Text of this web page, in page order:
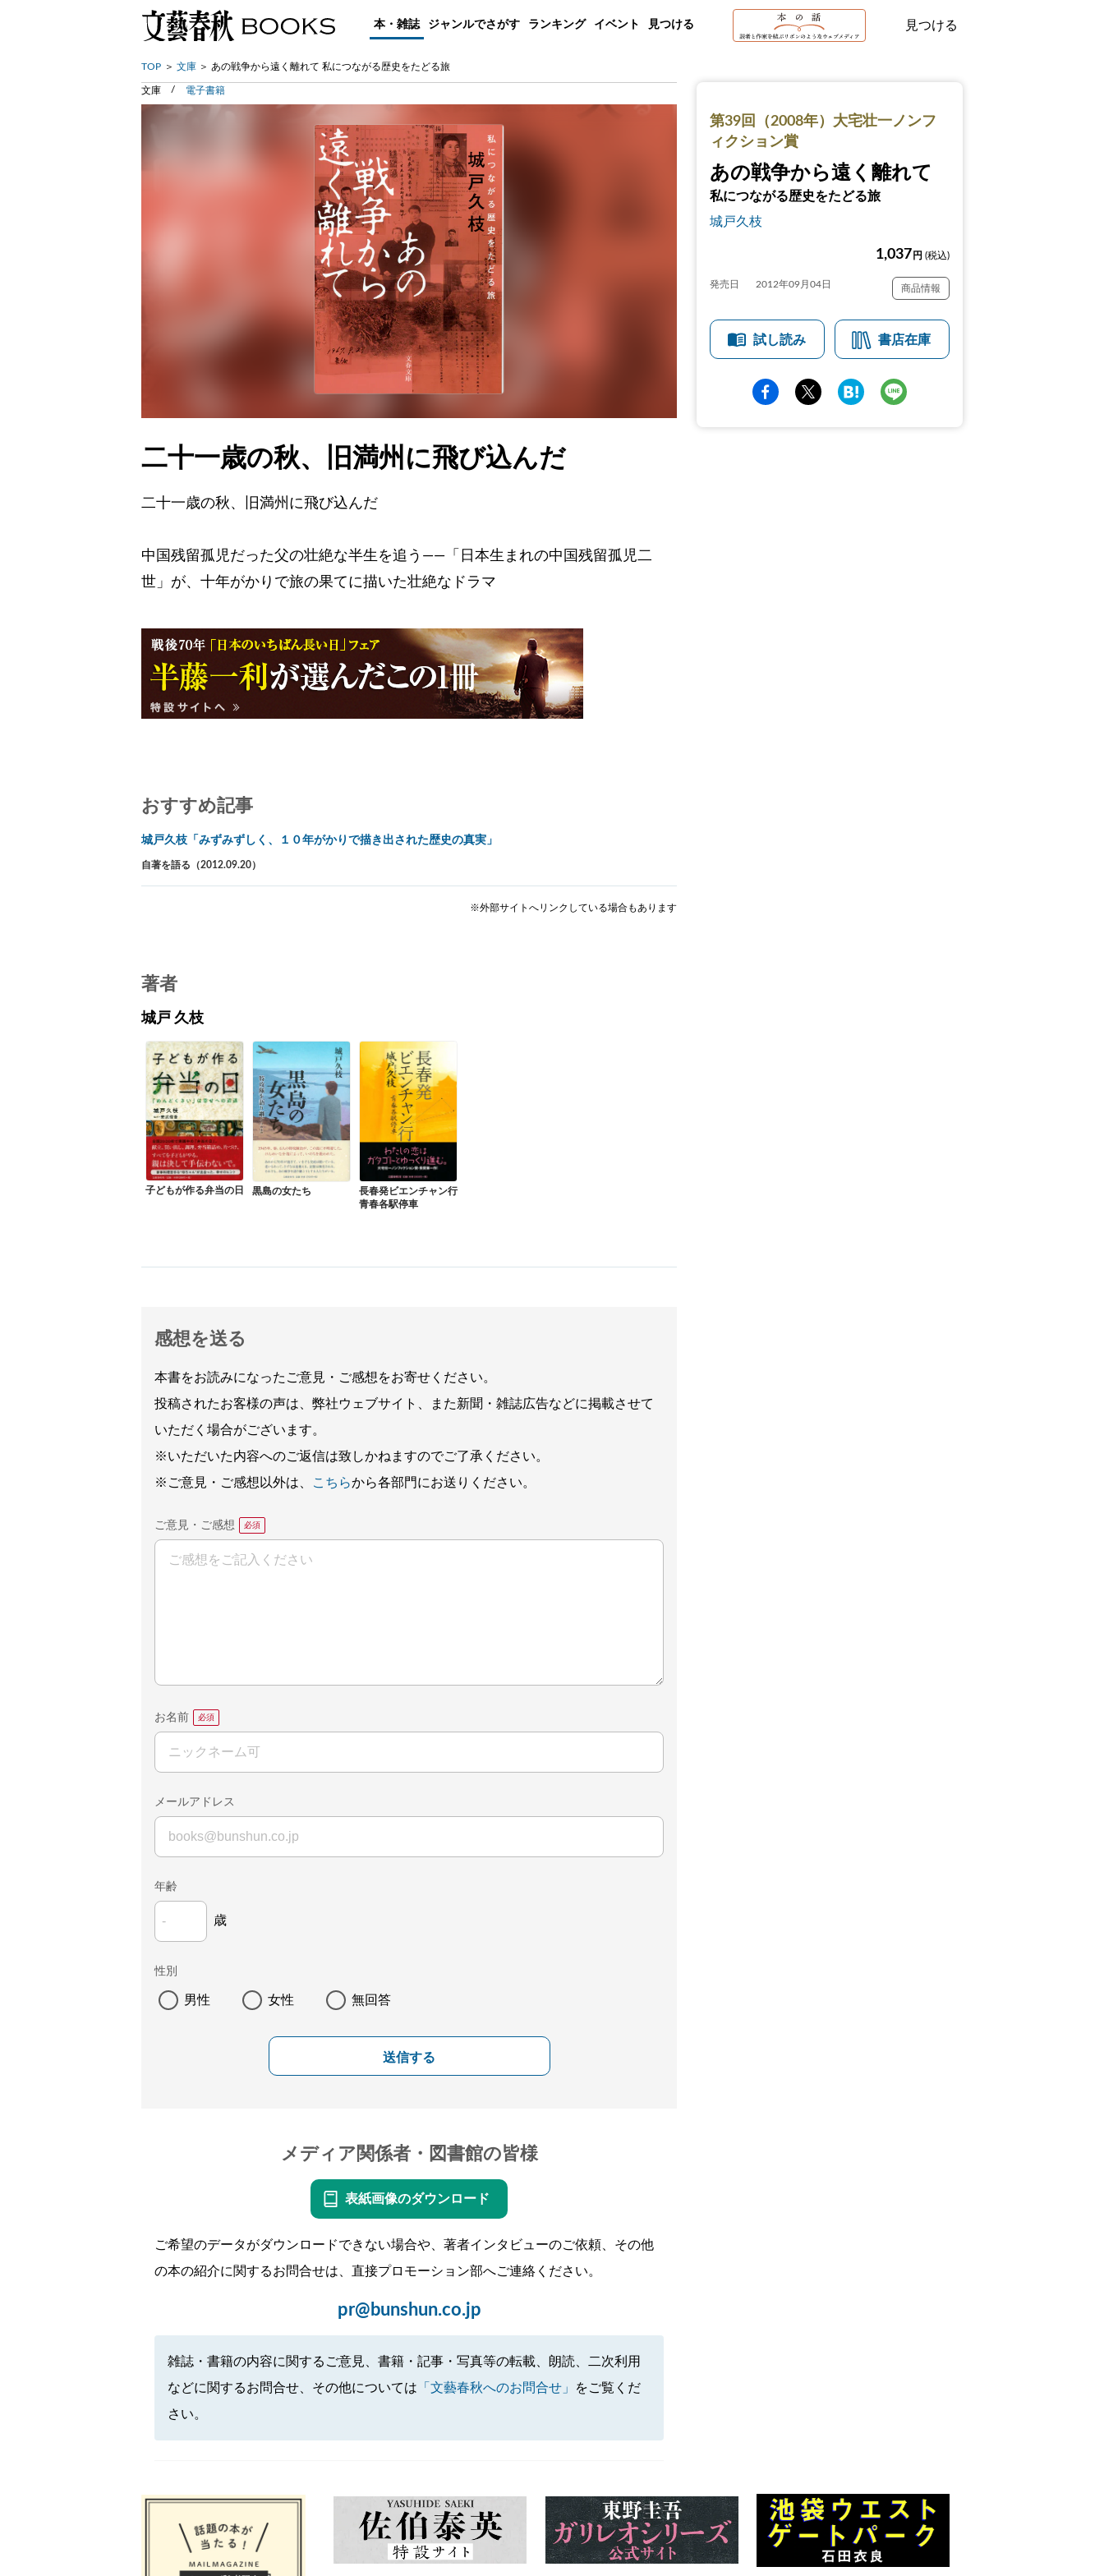
本・雑誌 ジャンルでさがす ランキング イベント 見つける 見つける
TOP 文庫 あの戦争から遠く離れて 私につながる歴史をたどる旅
第39回（2008年）大宅壮一ノンフ
ィクション賞
あの戦争から遠く離れて
私につながる歴史をたどる旅
城戸久枝
1,037 円 (税込)
発売日 2012年09月04日 商品情報
試し読み 書店在庫
文庫 電子書籍
二十一歳の秋、旧満州に飛び込んだ
二十一歳の秋、旧満州に飛び込んだ
中国残留孤児だった父の壮絶な半生を追う――「日本生まれの中国残留孤児二
世」が、十年がかりで旅の果てに描いた壮絶なドラマ
おすすめ記事
城戸久枝「みずみずしく、１０年がかりで描き出された歴史の真実」
自著を語る（2012.09.20）
※外部サイトへリンクしている場合もあります
著者
城戸 久枝
子どもが作る弁当の日 黒島の女たち
長春発ビエンチャン行
青春各駅停車
感想を送る
本書をお読みになったご意見・ご感想をお寄せください。
投稿されたお客様の声は、弊社ウェブサイト、また新聞・雑誌広告などに掲載させて
いただく場合がございます。
※いただいた内容へのご返信は致しかねますのでご了承ください。
※ご意見・ご感想以外は、
こちらから各部門にお送りください。
ご意見・ご感想
お名前
メールアドレス
年齢
歳
性別
男性 女性 無回答
送信する
メディア関係者・図書館の皆様
表紙画像のダウンロード
ご希望のデータがダウンロードできない場合や、著者インタビューのご依頼、その他
の本の紹介に関するお問合せは、直接プロモーション部へご連絡ください。
pr@bunshun.co.jp
雑誌・書籍の内容に関するご意見、書籍・記事・写真等の転載、朗読、二次利用
などに関するお問合せ、その他については 「文藝春秋へのお問合せ」
をご覧くだ
さい。